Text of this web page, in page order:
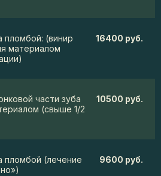
пломбой: (винир
материалом
16400 руб.
части зуба
(свыше 1/2
10500 руб.
пломбой (лечение
9600 руб.